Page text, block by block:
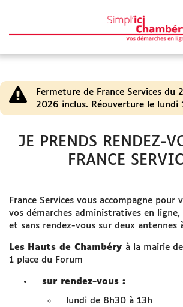
Particulier
Professionnel
EN 1 CLIC
Fermeture de France Services du
2026 inclus. Réouverture le lundi
JE PRENDS RENDEZ-
FRANCE
France Services vous accompagne pour
vos démarches administratives en ligne,
et sans rendez-vous sur deux antennes
Les Hauts de Chambéry à la mairie
1 place du Forum
sur rendez-vous :
lundi de 8h30 à 13h